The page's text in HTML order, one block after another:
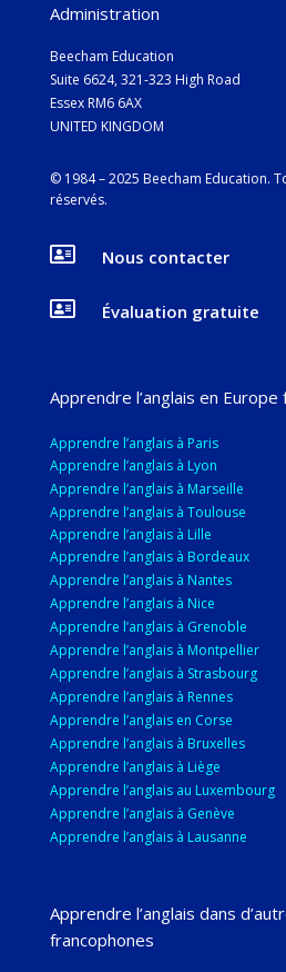
Administration
Beecham Education
Suite 6624, 321-323 High Road
Essex RM6 6AX
UNITED KINGDOM
© 1984 – 2025 Beecham Education.
réservés.
 Nous contacter
 Évaluation gratuite
Apprendre l’anglais en Europe
Apprendre l’anglais à Paris
Apprendre l’anglais à Lyon
Apprendre l’anglais à Marseille
Apprendre l’anglais à Toulouse
Apprendre l’anglais à Lille
Apprendre l’anglais à Bordeaux
Apprendre l’anglais à Nantes
Apprendre l’anglais à Nice
Apprendre l’anglais à Grenoble
Apprendre l’anglais à Montpellier
Apprendre l’anglais à Strasbourg
Apprendre l’anglais à Rennes
Apprendre l’anglais en Corse
Apprendre l’anglais à Bruxelles
Apprendre l’anglais à Liège
Apprendre l’anglais au Luxembourg
Apprendre l’anglais à Genève
Apprendre l’anglais à Lausanne
Apprendre l’anglais dans
francophones